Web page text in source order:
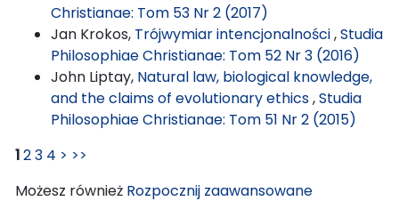
Christianae: Tom 53 Nr 2 (2017)
Jan Krokos, Trójwymiar intencjonalności,Studia
Philosophiae Christianae: Tom 52 Nr 3 (2016)
John Liptay, Natural law, biological knowledge,
and the claims of evolutionary ethics,Studia
Philosophiae Christianae: Tom 51 Nr 2 (2015)
123 4 > >>
Możesz również Rozpocznij zaawansowane